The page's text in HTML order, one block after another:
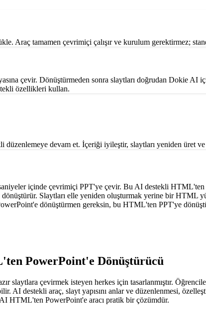
Araç tamamen çevrimiçi çalışır ve kurulum gerektirmez;
çevir. Dönüştürmeden sonra slaytları doğrudan Dokie
özellikleri kullan.
devam et. İçeriği iyileştir, slaytları yeniden üret
içinde çevrimiçi PPT'ye çevir. Bu AI destekli HTML'ten
Slaytları elle yeniden oluşturmak yerine bir HTML
dönüştürmen gereksin, bu HTML'ten PPT'ye
PowerPoint'e Dönüştürücü
çevirmek isteyen herkes için tasarlanmıştır.
AI destekli araç, slayt yapısını anlar ve düzenlenmesi,
HTML'ten PowerPoint'e aracı pratik bir çözümdür.